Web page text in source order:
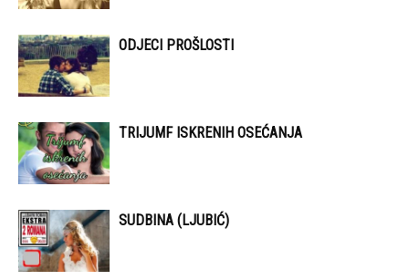
ODJECI PROŠLOSTI
TRIJUMF ISKRENIH OSEĆANJA
SUDBINA (LJUBIĆ)